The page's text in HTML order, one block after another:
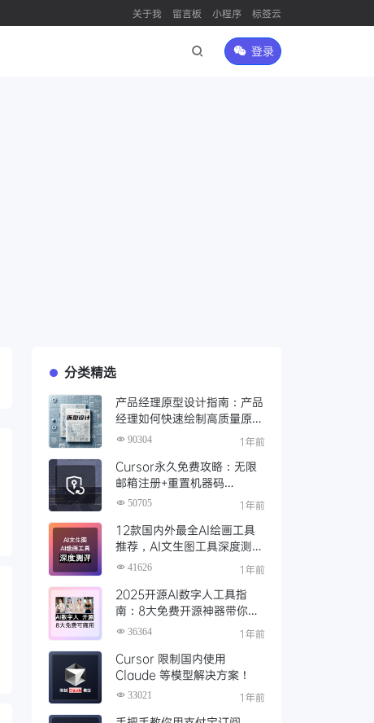
关于我 留言板 小程序 标签云
登录
分类精选
产品经理原型设计指南：产品
经理如何快速绘制高质量原
型？（附步骤与资源）
90304 1年前
Cursor永久免费攻略：无限
邮箱注册+重置机器码
+Cursor试用期重置工具实现
50705 1年前
12款国内外最全AI绘画工具
推荐，AI文生图工具深度测评
与场景化对比
41626 1年前
2025开源AI数字人工具指
南：8大免费开源神器带你免
费解锁可商用的AI数字人
36364 1年前
Cursor 限制国内使用
Claude 等模型解决方案！
33021 1年前